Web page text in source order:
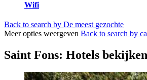
Wifi
Back to search by De meest gezochte
Meer opties weergeven Back to search by
Saint Fons: Hotels bekijken